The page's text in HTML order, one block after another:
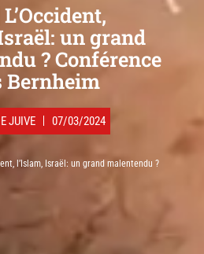
un grand
? Conférence
Bernheim
JUIVE 07/03/2024
l’Islam, Israël: un grand malentendu ?